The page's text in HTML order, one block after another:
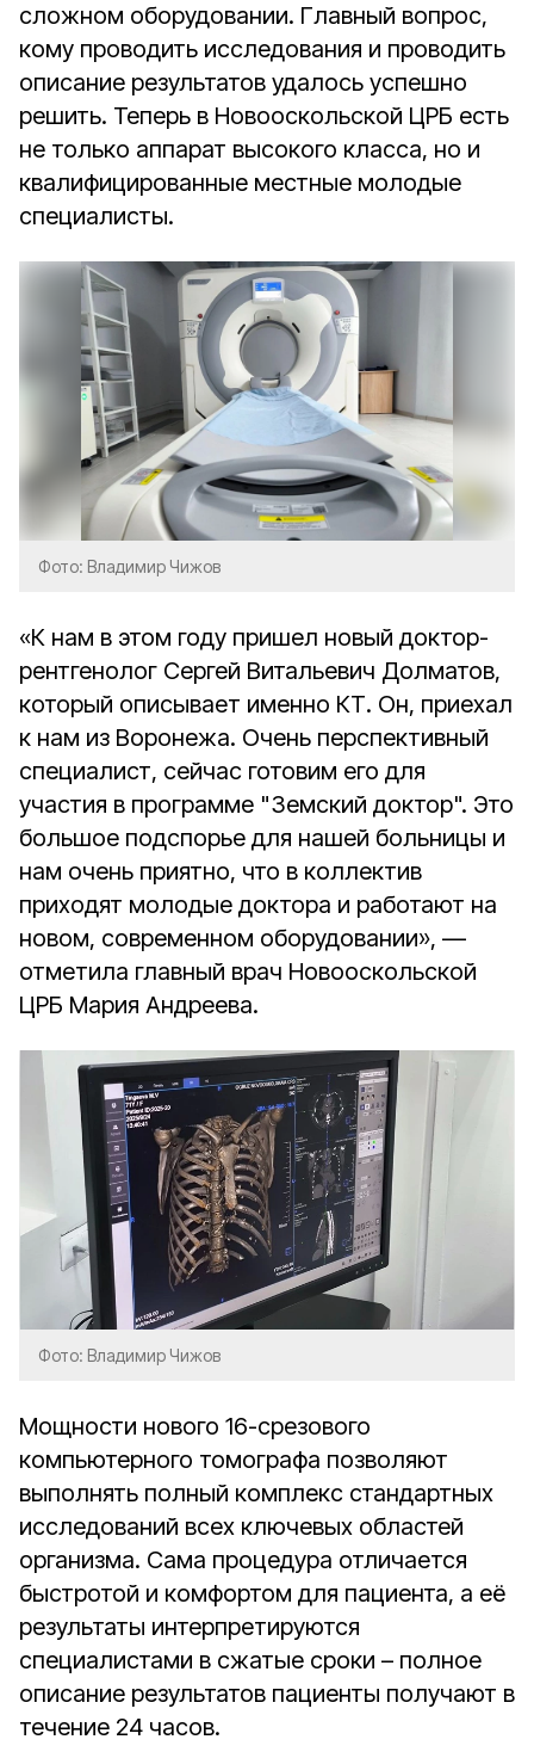
сложном оборудовании. Главный вопрос,
кому проводить исследования и проводить
описание результатов удалось успешно
решить. Теперь в Новооскольской ЦРБ есть
не только аппарат высокого класса, но и
квалифицированные местные молодые
специалисты.
Фото: Владимир Чижов
«К нам в этом году пришел новый доктор-
рентгенолог Сергей Витальевич Долматов,
который описывает именно КТ. Он, приехал
к нам из Воронежа. Очень перспективный
специалист, сейчас готовим его для
участия в программе "Земский доктор". Это
большое подспорье для нашей больницы и
нам очень приятно, что в коллектив
приходят молодые доктора и работают на
новом, современном оборудовании», —
отметила главный врач Новооскольской
ЦРБ Мария Андреева.
Фото: Владимир Чижов
Мощности нового 16-срезового
компьютерного томографа позволяют
выполнять полный комплекс стандартных
исследований всех ключевых областей
организма. Сама процедура отличается
быстротой и комфортом для пациента, а её
результаты интерпретируются
специалистами в сжатые сроки – полное
описание результатов пациенты получают в
течение 24 часов.